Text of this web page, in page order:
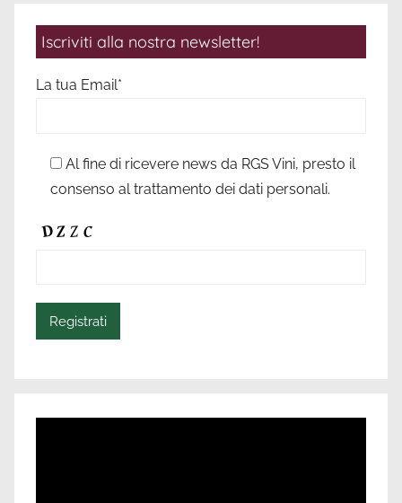
Iscriviti alla nostra newsletter!
La tua Email*
Al fine di ricevere news da RGS Vini, presto il
consenso al trattamento dei dati personali.